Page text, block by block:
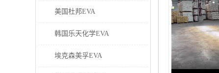
美国杜邦EVA
韩国乐天化学EVA
埃克森美孚EVA